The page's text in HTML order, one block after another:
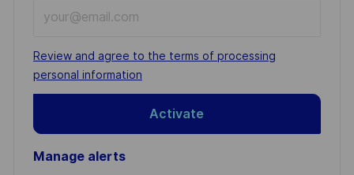
Email
address
(Required)
Required
Review and agree to the terms of processing
personal information
Activate
Manage alerts